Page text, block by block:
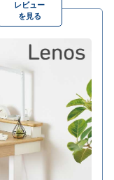
レビュー
を見る